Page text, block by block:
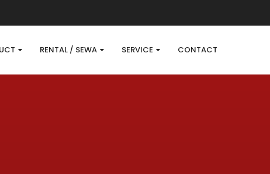
RENTAL / SEWA SERVICE CONTACT